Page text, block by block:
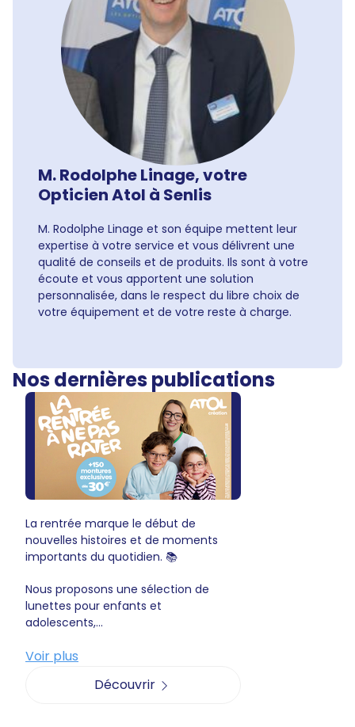
M. Rodolphe Linage, votre
Opticien Atol à Senlis
M. Rodolphe Linage et son équipe mettent leur
expertise à votre service et vous délivrent une
qualité de conseils et de produits. Ils sont à votre
écoute et vous apportent une solution
personnalisée, dans le respect du libre choix de
votre équipement et de votre reste à charge.
Nos dernières publications
La rentrée marque le début de
nouvelles histoires et de moments
importants du quotidien. 📚
Nous proposons une sélection de
lunettes pour enfants et
adolescents,...
Voir plus
Découvrir